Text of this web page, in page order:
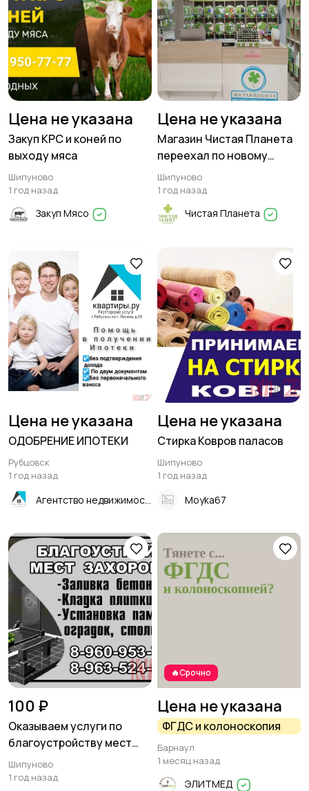
Цена не указана
Закуп КРС и коней по
выходу мяса
Шипуново
1 год назад
Закуп Мясо
Цена не указана
Магазин Чистая Планета
переехал по новому
адресу
Шипуново
1 год назад
Чистая Планета
Цена не указана
ОДОБРЕНИЕ ИПОТЕКИ
Рубцовск
1 год назад
Цена не указана
Стирка Ковров паласов
Шипуново
1 год назад
Moyka67
100 ₽
Оказываем услуги по
благоустройству мест
захоронений
Шипуново
1 год назад
🔥Срочно
Цена не указана
ФГДС и колоноскопия
Барнаул
1 месяц назад
ЭЛИТМЕД